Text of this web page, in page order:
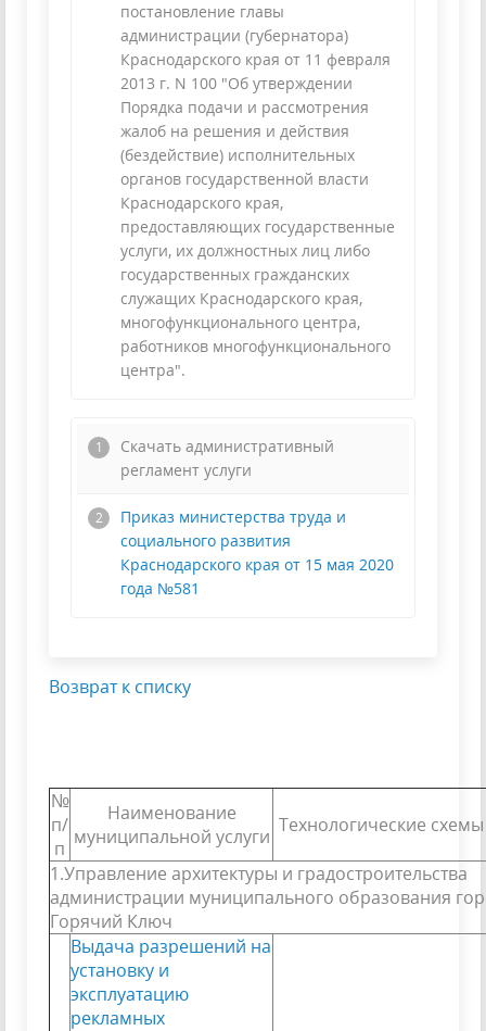
постановление главы
администрации (губернатора)
Краснодарского края от 11 февраля
2013 г. N 100 "Об утверждении
Порядка подачи и рассмотрения
жалоб на решения и действия
(бездействие) исполнительных
органов государственной власти
Краснодарского края,
предоставляющих государственные
услуги, их должностных лиц либо
государственных гражданских
служащих Краснодарского края,
многофункционального центра,
работников многофункционального
центра".
Скачать административный
регламент услуги
Приказ министерства труда и
социального развития
Краснодарского края от 15 мая 2020
года №581
Возврат к списку
№
п/
п
Наименование
муниципальной услуги Технологические
1.Управление архитектуры и градостроительства
администрации муниципального образования
Горячий Ключ
Выдача разрешений на
установку и
эксплуатацию
рекламных